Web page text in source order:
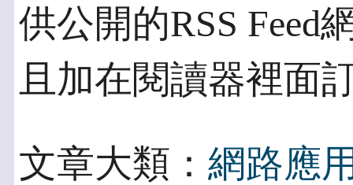
供公開的RSS Feed
且加在閱讀器裡面
文章大類： 網路應